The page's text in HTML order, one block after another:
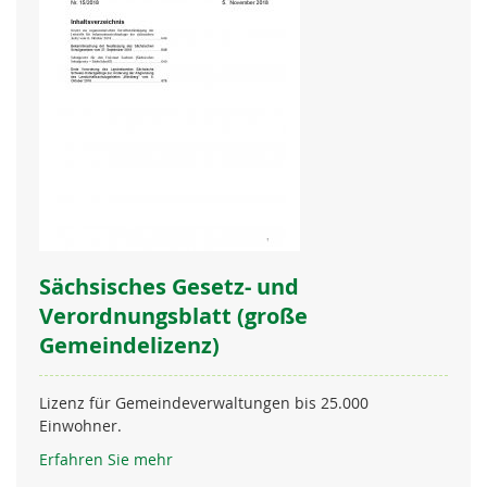
Sächsisches Gesetz- und
Verordnungsblatt (große
Gemeindelizenz)
Lizenz für Gemeindeverwaltungen bis 25.000
Einwohner.
Erfahren Sie mehr